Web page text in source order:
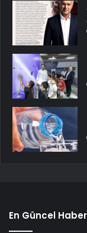
En Güncel